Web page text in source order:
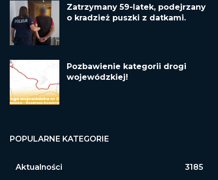
Zatrzymany 59-latek, podejrzany
o kradzież puszki z datkami.
Pozbawienie kategorii drogi
wojewódzkiej!
POPULARNE KATEGORIE
Aktualności 3185